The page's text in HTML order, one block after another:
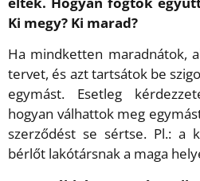
Ki megy? Ki marad?
Ha mindketten maradnátok,
tervet, és azt tartsátok be
egymást. Esetleg
hogyan válhattok meg
szerződést se sértse. Pl.: a
bérlőt lakótársnak a maga